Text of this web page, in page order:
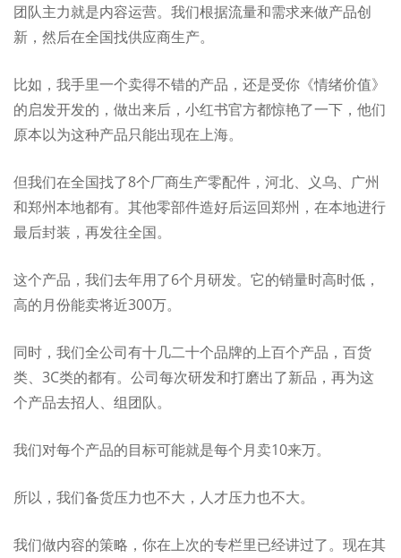
团队主力就是内容运营。我们根据流量和需求来做产品创
新，然后在全国找供应商生产。
比如，我手里一个卖得不错的产品，还是受你《情绪价值》
的启发开发的，做出来后，小红书官方都惊艳了一下，他们
原本以为这种产品只能出现在上海。
但我们在全国找了8个厂商生产零配件，河北、义乌、广州
和郑州本地都有。其他零部件造好后运回郑州，在本地进行
最后封装，再发往全国。
这个产品，我们去年用了6个月研发。它的销量时高时低，
高的月份能卖将近300万。
同时，我们全公司有十几二十个品牌的上百个产品，百货
类、3C类的都有。公司每次研发和打磨出了新品，再为这
个产品去招人、组团队。
我们对每个产品的目标可能就是每个月卖10来万。
所以，我们备货压力也不大，人才压力也不大。
我们做内容的策略，你在上次的专栏里已经讲过了。现在其